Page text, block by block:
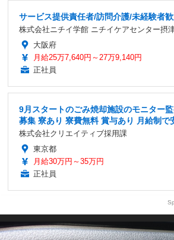
サービス提供責任者/訪問介護/未経験者
株式会社ニチイ学館 ニチイケアセンター摂
大阪府
月給25万7,640円～27万9,140円
正社員
9月スタートのごみ焼却施設のモニター
募集 寮あり 寮費無料 賞与あり 月給制で
株式会社クリエイティブ採用課
東京都
月給30万円～35万円
正社員